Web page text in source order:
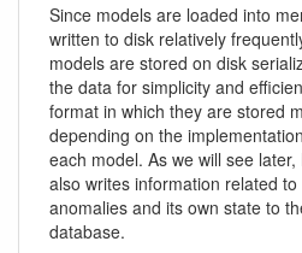
Since models are loaded into
written to disk relatively
models are stored on disk
the data for simplicity and
format in which they are stored
depending on the
each model. As we will see later,
also writes information related to
anomalies and its own state to
database.